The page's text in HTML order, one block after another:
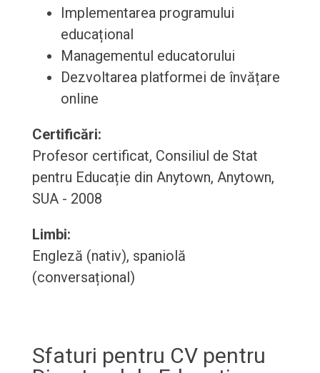
Implementarea programului
educațional
Managementul educatorului
Dezvoltarea platformei de învățare
online
Certificări:
Profesor certificat, Consiliul de Stat
pentru Educație din Anytown, Anytown,
SUA - 2008
Limbi:
Engleză (nativ), spaniolă
(conversațional)
Sfaturi pentru CV pentru